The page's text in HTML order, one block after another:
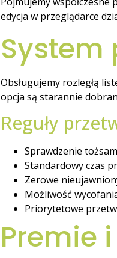
edycja w przeglądarce
System
Obsługujemy rozległą
opcja są starannie
Reguły
Sprawdzenie
Standardowy czas
Zerowe
Możliwość
Priorytetowe
Premie